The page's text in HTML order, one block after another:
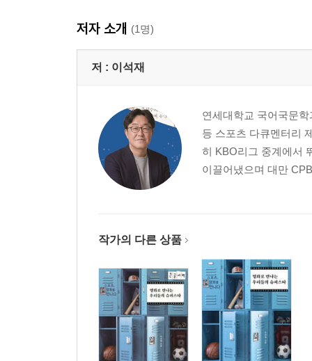
장면 11. 아름다운 청년, 김상진 48
장면 12. 인천 야구의 비상과 추락 51
장면 13. 1999년, 그 뜨거웠던 가을 드라마 54
장면 16. 한국시리즈 최초 외국인 MVP의 탄생 63
장면 17. ‘달구벌의 저주’에 절규하다 66
장면 18. 저주를 풀어낸 홈런 두 방 69
장면 19. 우중혈투(雨中血鬪) 72
장면 20. 노장들의 마지막 불꽃 75
장면 23. 데자뷔, 타격기계의 시련 85
장면 24. No Fear! 로이스터 매직 88
장면 25. 시리즈의 운명을 바꾼 조명탑 92
장면 26. 용쟁호투(龍爭虎鬪), 다시 찾은 왕좌 94
장면 27. 치열했던 5부작 드라마 99
가을의 전설
저자 소개 (1명)
저 : 이석재
연세대학교 국어국문
등 스포츠 다큐멘터리
히 KBO리그 중계에서
이끌어냈으며 대만
작가의 다른 상품